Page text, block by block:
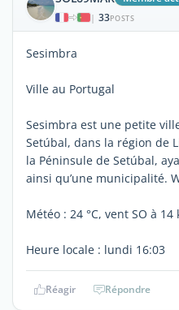
| 33POSTS
Sesimbra
Ville au Portugal
Sesimbra est une petite
Setúbal, dans la région de
la Péninsule de Setúbal,
ainsi qu’une municipalité.
Météo : 24 °C, vent SO à
Heure locale : lundi 16:03
Réagir Répondre